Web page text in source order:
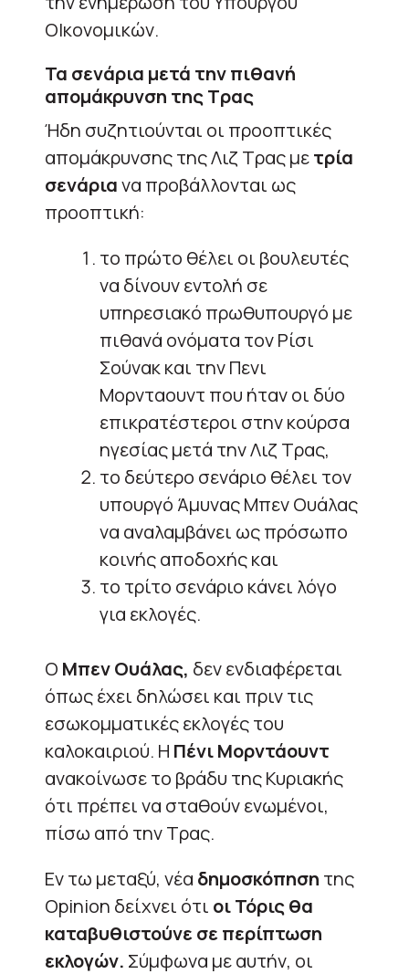
ΟΙκονομικών.
Τα σενάρια μετά την πιθανή
απομάκρυνση της Τρας
Ήδη συζητιούνται οι προοπτικές
απομάκρυνσης της Λιζ Τρας μετρία
σενάριανα προβάλλονται ως
προοπτική:
το πρώτο θέλει οι βουλευτές
να δίνουν εντολή σε
υπηρεσιακό πρωθυπουργό με
πιθανά ονόματα τον Ρίσι
Σούνακ και την Πενι
Μορνταουντ που ήταν οι δύο
επικρατέστεροι στην κούρσα
ηγεσίας μετά την Λιζ Τρας,
το δεύτερο σενάριο θέλει τον
υπουργό Άμυνας Μπεν Ουάλας
να αναλαμβάνει ως πρόσωπο
κοινής αποδοχής και
το τρίτο σενάριο κάνει λόγο
για εκλογές.
Ο Μπεν Ουάλας, δεν ενδιαφέρεται
όπως έχει δηλώσει και πριν τις
εσωκομματικές εκλογές του
καλοκαιριού. Η Πένι Μορντάουντ
ανακοίνωσε το βράδυ της Κυριακής
ότι πρέπει να σταθούν ενωμένοι,
πίσω από την Τρας.
Εν τω μεταξύ, νέα δημοσκόπηση της
Opinion δείχνει ότι οι Τόρις θα
καταβυθιστούνε σε περίπτωση
εκλογών. Σύμφωνα με αυτήν, οι